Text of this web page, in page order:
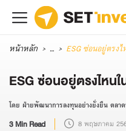
หน้าหลัก ... ESG ซ่อนอยู่ตรงไ
ESG ซ่อนอยู่ตรงไหนใ
โดย ฝ่ายพัฒนาการลงทุนอย่างยั่งยืน ตลา
3 Min Read 8 พฤษภาคม